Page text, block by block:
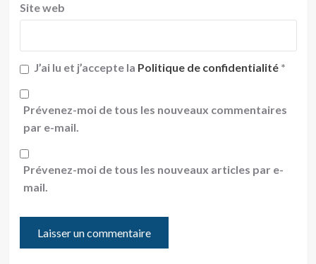
Site web
J’ai lu et j’accepte la Politique de confidentialité *
Prévenez-moi de tous les nouveaux commentaires
par e-mail.
Prévenez-moi de tous les nouveaux articles par e-
mail.